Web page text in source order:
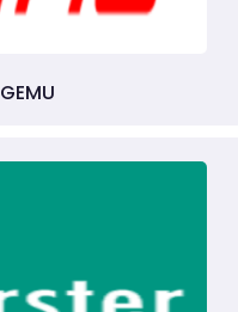
GEMU